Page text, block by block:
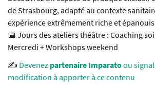
de Strasbourg, adapté au contexte
expérience extrêmement riche et
📅 Jours des ateliers théâtre : Coaching
Mercredi + Workshops weekend
✍️ Devenez partenaire Imparatoou
modification à apporter à ce contenu